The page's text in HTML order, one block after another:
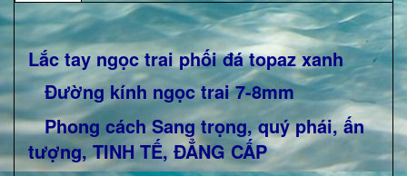
Lắc tay ngọc trai phối đá topaz xanh
Đường kính ngọc trai 7-8mm
Phong cách Sang trọng, quý phái, ấn
tượng, TINH TẾ, ĐẲNG CẤP